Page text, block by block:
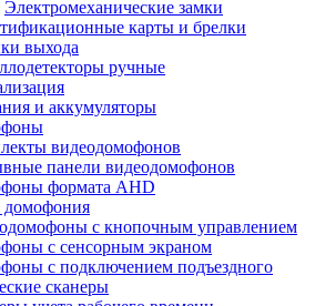
Электромеханические замки
карты и брелки
выхода
ручные
и аккумуляторы
видеодомофонов
панели видеодомофонов
формата AHD
домофония
с кнопочным управлением
с сенсорным экраном
с подключением подъездного
сканеры